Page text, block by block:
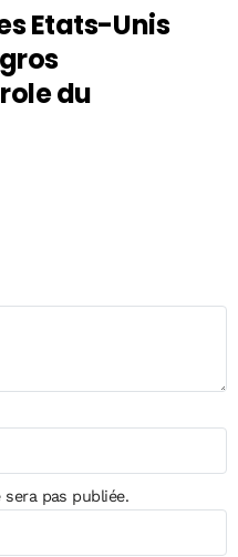
Etats-Unis
du
pas publiée.